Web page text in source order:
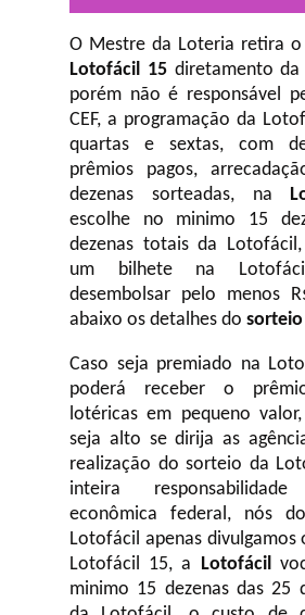
O Mestre da Loteria retira o
Lotofácil 15diretamento da
porém não é responsável
CEF, a programação da
quartas e sextas, com
prêmios pagos,
dezenas sorteadas, na
escolhe no minimo 15
dezenas totais da
um bilhete na
desembolsar pelo menos
abaixo os detalhes do sorteio
Caso seja premiado na
poderá receber o
lotéricas em pequeno
seja alto se dirija as
realização do sorteio da
inteira
econômica federal, nós
Lotofácil apenas divulgamos
Lotofácil 15, a Lotofácil
minimo 15 dezenas das 25